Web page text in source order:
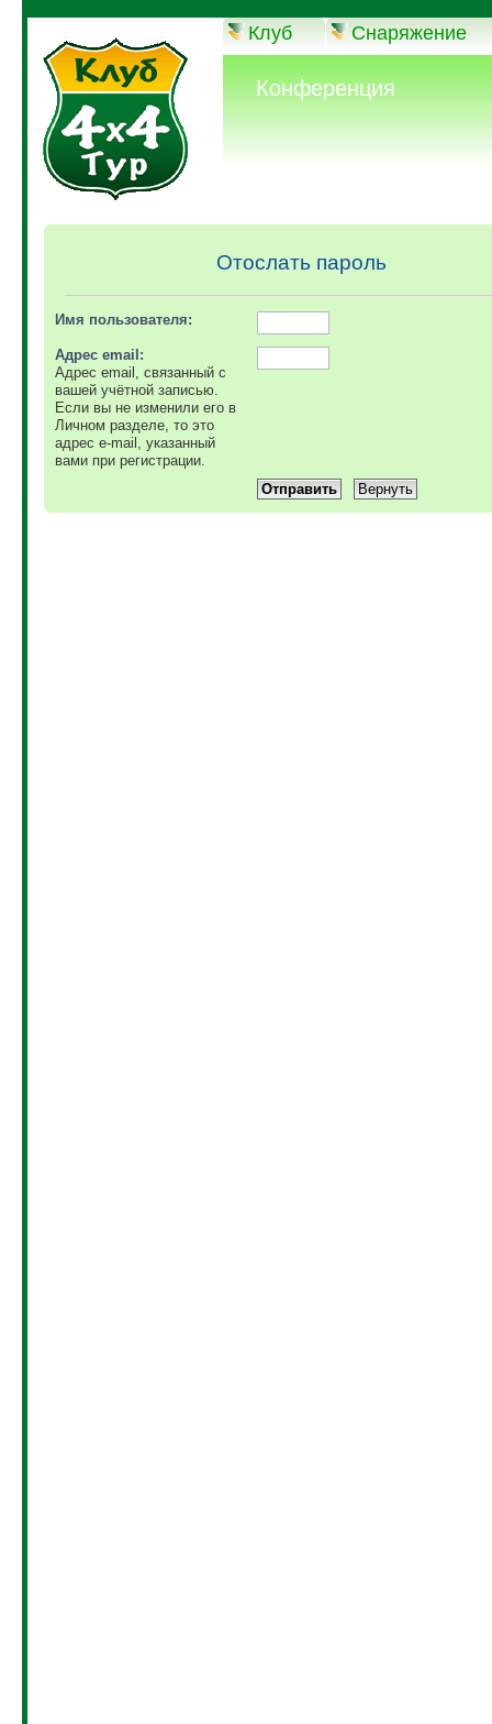
Клуб Снаряжение
Конференция
Отослать пароль
Имя пользователя:
Адрес email:
Адрес email, связанный с
вашей учётной записью.
Если вы не изменили его в
Личном разделе, то это
адрес e-mail, указанный
вами при регистрации.